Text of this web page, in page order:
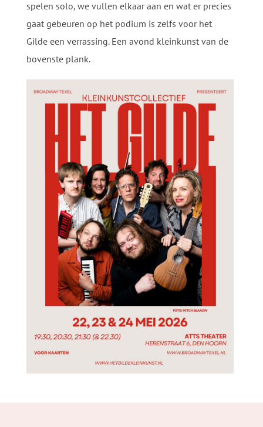
spelen solo, we vullen elkaar aan en wat er precies
gaat gebeuren op het podium is zelfs voor het
Gilde een verrassing. Een avond kleinkunst van de
bovenste plank.